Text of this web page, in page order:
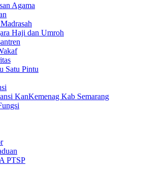
Agama
Haji dan Umroh
Satu Pintu
KanKemenag Kab Semarang
PTSP